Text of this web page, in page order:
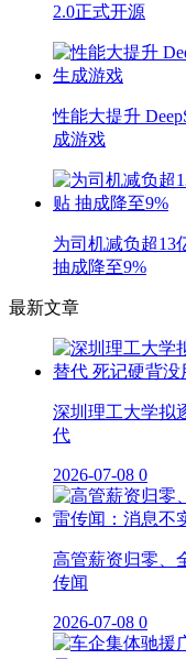
2.0正式开源
性能大提升
成游戏
为司机减负超13
抽成降至9%
最新文章
深圳理工大学拟
代
2026-07-08 0
高管薪资归零、
传闻
2026-07-08 0